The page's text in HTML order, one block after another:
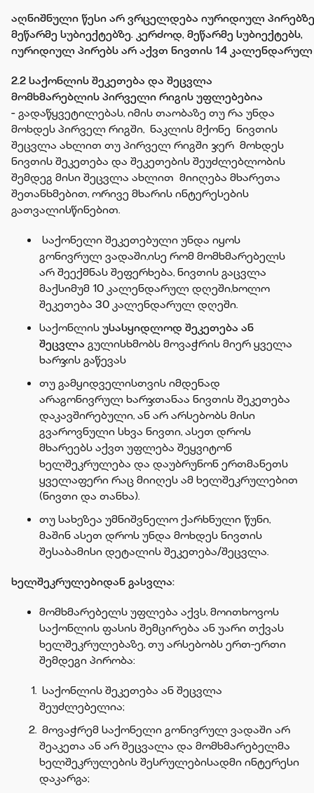
აღნიშნული წესი არ ვრცელდება იურიდიულ
მეწარმე სუბიექტებზე. კერძოდ, მეწარმე სუბიექტებს,
იურიდიულ პირებს არ აქვთ ნივთის 14
2.2 საქონლის შეკეთება და შეცვლა
მომხმარებლის პირველი რიგის უფლებებია
-გადაწყვეტილებას, იმის თაობაზე თუ რა უნდა
მოხდეს პირველ რიგში, ნაკლის მქონე ნივთის
შეცვლა ახლით თუ პირველ რიგში ჯერ მოხდეს
ნივთის შეკეთება და შეკეთების შეუძლებლობის
შემდეგ მისი შეცვლა ახლით მიიღება მხარეთა
შეთანხმებით, ორივე მხარის ინტერესების
გათვალისწინებით.
საქონელი შეკეთებული უნდა იყოს
გონივრულ ვადაში,ისე რომ მომხმარებელს
არ შეექმნას შეფერხება, ნივთის გაცვლა
მაქსიმუმ 10 კალენდარულ დღეში,ხოლო
შეკეთება 30 კალენდარულ დღეში.
საქონლისუსასყიდლოდ შეკეთება ან
შეცვლა გულისხმობს მოვაჭრის მიერ ყველა
ხარჯის გაწევას
თუ გამყიდველისთვის იმდენად
არაგონივრულ ხარჯთანაა ნივთის შეკეთება
დაკავშირებული, ან არ არსებობს მისი
გვაროვნული სხვა ნივთი, ასეთ დროს
მხარეებს აქვთ უფლება შეყვიტონ
ხელშეკრულება და დაუბრუნონ ერთმანეთს
ყველაფერი რაც მიიღეს ამ ხელშეკრულებით
(ნივთი და თანხა).
თუ სახეზეა უმნიშვნელო ქარხნული წუნი,
მაშინ ასეთ დროს უნდა მოხდეს ნივთის
შესაბამისი დეტალის შეკეთება/შეცვლა.
ხელშეკრულებიდან გასვლა:
მომხმარებელს უფლება აქვს, მოითხოვოს
საქონლის ფასის შემცირება ან უარი თქვას
ხელშეკრულებაზე, თუ არსებობს ერთ-ერთი
შემდეგი პირობა:
საქონლის შეკეთება ან შეცვლა
შეუძლებელია;
მოვაჭრემ საქონელი გონივრულ ვადაში არ
შეაკეთა ან არ შეცვალა და მომხმარებელმა
ხელშეკრულების შესრულებისადმი ინტერესი
დაკარგა;